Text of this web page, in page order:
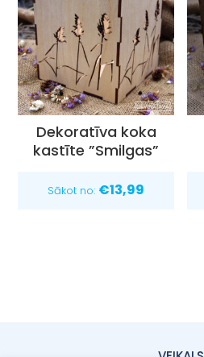
Dekoratīva koka
kastīte ”Smilgas”
Sākot no: €13,99